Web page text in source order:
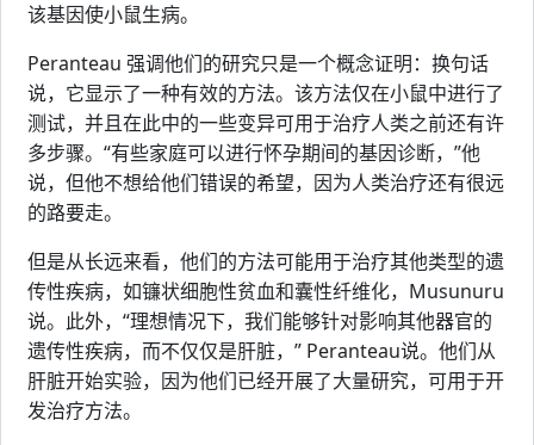
该基因使小鼠生病。
Peranteau 强调他们的研究只是一个概念证明：换句话
说，它显示了一种有效的方法。该方法仅在小鼠中进行了
测试，并且在此中的一些变异可用于治疗人类之前还有许
多步骤。“有些家庭可以进行怀孕期间的基因诊断，”他
说，但他不想给他们错误的希望，因为人类治疗还有很远
的路要走。
但是从长远来看，他们的方法可能用于治疗其他类型的遗
传性疾病，如镰状细胞性贫血和囊性纤维化，Musunuru
说。此外，“理想情况下，我们能够针对影响其他器官的
遗传性疾病，而不仅仅是肝脏，” Peranteau说。他们从
肝脏开始实验，因为他们已经开展了大量研究，可用于开
发治疗方法。